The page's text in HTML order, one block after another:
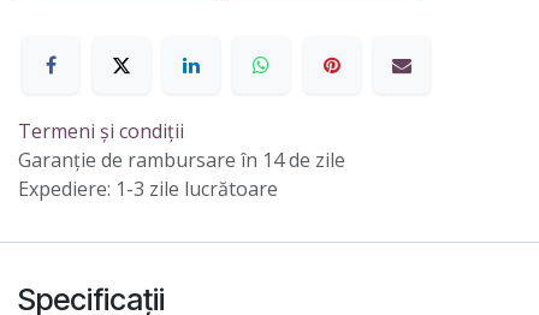
Termeni și condiții
Garanție de rambursare în 14 de zile
Expediere: 1-3 zile lucrătoare
Specificații